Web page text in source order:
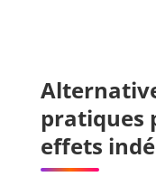
pratiques
effets